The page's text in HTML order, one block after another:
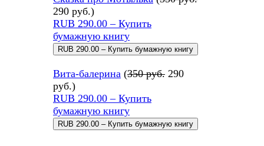
290 руб.)
RUB 290.00 – Купить
бумажную книгу
Вита-балерина (350 руб. 290
руб.)
RUB 290.00 – Купить
бумажную книгу